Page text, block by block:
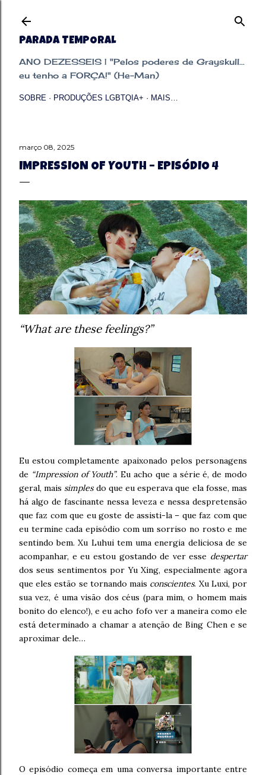
PARADA TEMPORAL
ANO DEZESSEIS | "Pelos poderes de Grayskull...
eu tenho a FORÇA!" (He-Man)
SOBRE PRODUÇÕES LGBTQIA+ MAIS…
março 08, 2025
IMPRESSION OF YOUTH – EPISÓDIO 4
“What are these feelings?”
Eu estou completamente apaixonado pelos personagens
de “Impression of Youth”. Eu acho que a série é, de modo
geral, mais simplesdo que eu esperava que ela fosse, mas
há algo de fascinante nessa leveza e nessa despretensão
que faz com que eu goste de assisti-la – que faz com que
eu termine cada episódio com um sorriso no rosto e me
sentindo bem. Xu Luhui tem uma energia deliciosa de se
acompanhar, e eu estou gostando de ver esse despertar
dos seus sentimentos por Yu Xing, especialmente agora
que eles estão se tornando mais conscientes. Xu Luxi, por
sua vez, é uma visão dos céus (para mim, o homem mais
bonito do elenco!), e eu acho fofo ver a maneira como ele
está determinado a chamar a atenção de Bing Chen e se
aproximar dele…
O episódio começa em uma conversa importante entre